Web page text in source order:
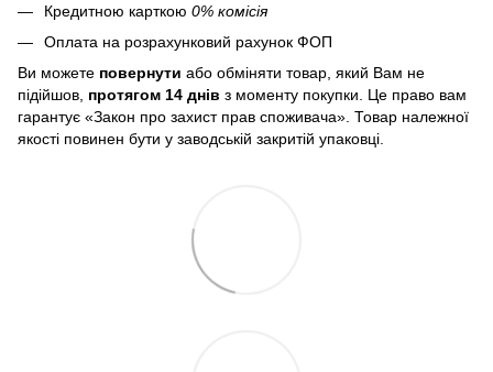
Кредитною карткою 0% комісія
Оплата на розрахунковий рахунок ФОП
Ви можете повернути або обміняти товар, який Вам не
підійшов, протягом 14 днів з моменту покупки. Це право вам
гарантує «Закон про захист прав споживача». Товар належної
якості повинен бути у заводській закритій упаковці.